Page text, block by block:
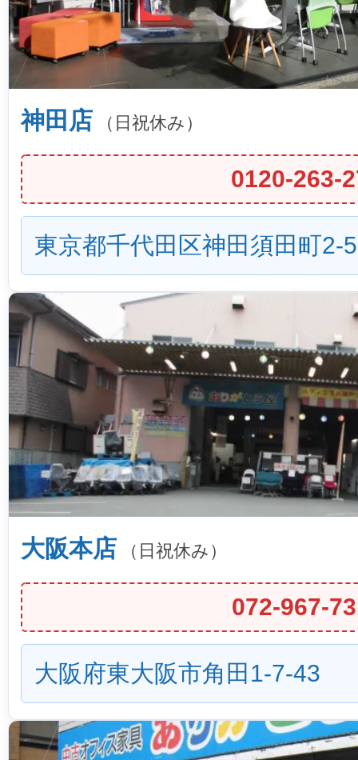
神田店 （日祝休み）
0120-263-
東京都千代田区神田須田町2-
大阪本店 （日祝休み）
072-967-
大阪府東大阪市角田1-7-43